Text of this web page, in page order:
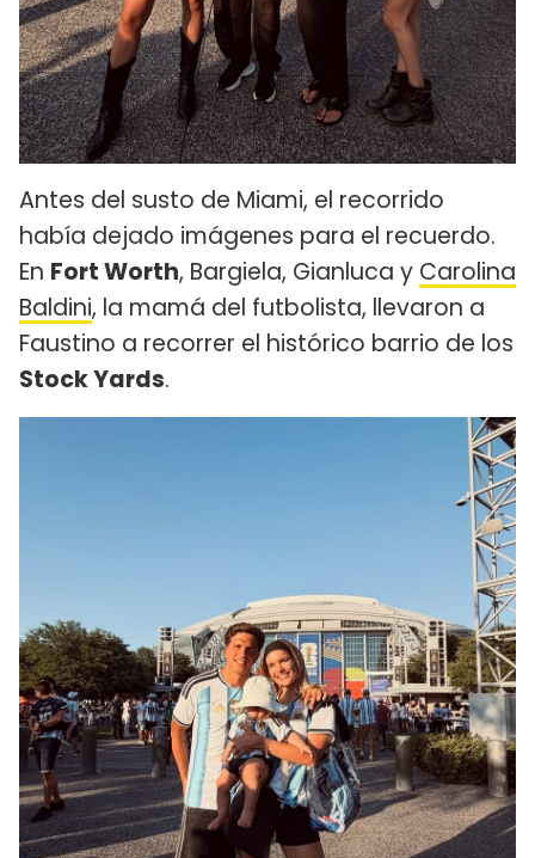
Antes del susto de Miami, el recorrido
había dejado imágenes para el recuerdo.
En Fort Worth, Bargiela, Gianluca y Carolina
Baldini, la mamá del futbolista, llevaron a
Faustino a recorrer el histórico barrio de los
Stock Yards.